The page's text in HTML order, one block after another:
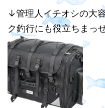
↓管理人イチオシの大
ク釣行にも役立ちまっせ